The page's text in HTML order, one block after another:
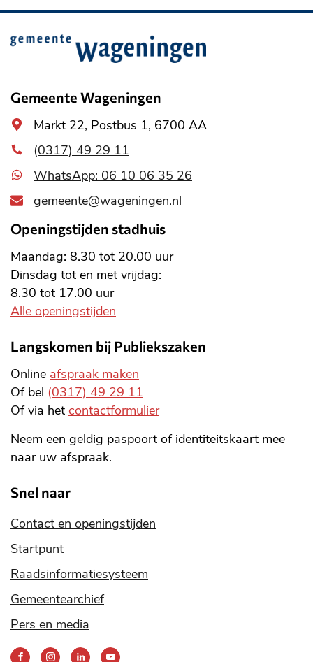
Belangrijke
informatie
Gemeente Wageningen
Algemeen
adres
Markt 22, Postbus 1, 6700 AA
(0317) 49 29 11
WhatsApp: 06 10 06 35 26
gemeente@wageningen.nl
Openingstijden stadhuis
Maandag: 8.30 tot 20.00 uur
Dinsdag tot en met vrijdag:
8.30 tot 17.00 uur
Alle openingstijden
Langskomen bij Publiekszaken
Online afspraak maken
Of bel (0317) 49 29 11
Of via het contactformulier
Neem een geldig paspoort of identiteitskaart mee
naar uw afspraak.
Snel naar
Contact en openingstijden
Startpunt
Raadsinformatiesysteem
Gemeentearchief
Pers en media
Bereik